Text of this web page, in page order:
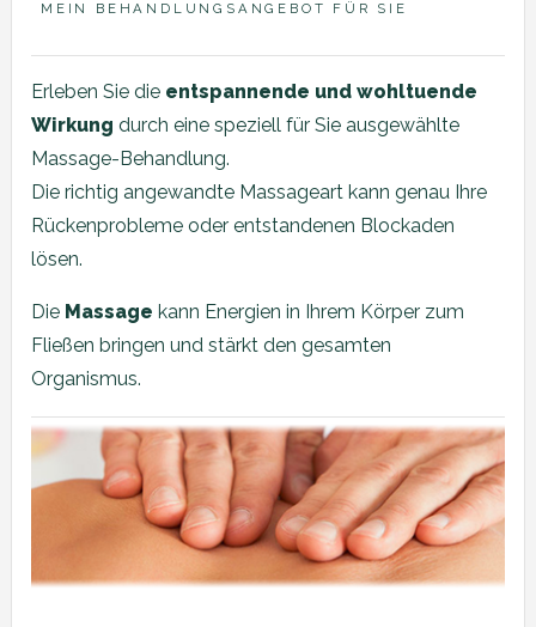
MEIN BEHANDLUNGSANGEBOT FÜR SIE
Erleben Sie die entspannende und wohltuende
Wirkung durch eine speziell für Sie ausgewählte
Massage-Behandlung.
Die richtig angewandte Massageart kann genau Ihre
Rückenprobleme oder entstandenen Blockaden
lösen.
Die Massage kann Energien in Ihrem Körper zum
Fließen bringen und stärkt den gesamten
Organismus.